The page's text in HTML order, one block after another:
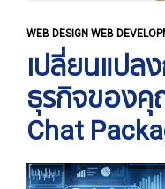
WEB DESIGN WEB
เปลี่ยนแปล
ธุรกิจของคุ
Chat